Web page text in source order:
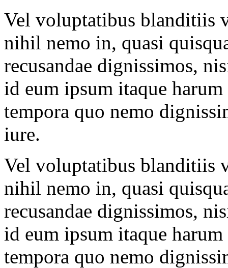
Vel voluptatibus blanditiis
nihil nemo in, quasi
recusandae dignissimos,
id eum ipsum itaque
tempora quo nemo
iure.
Vel voluptatibus blanditiis
nihil nemo in, quasi
recusandae dignissimos,
id eum ipsum itaque
tempora quo nemo